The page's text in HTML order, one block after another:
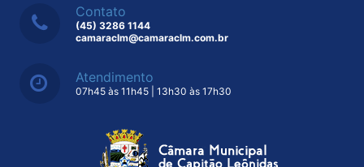
Contato
(45) 3286 1144
camaraclm@camaraclm.com.br
Atendimento
07h45 às 11h45 | 13h30 às 17h30